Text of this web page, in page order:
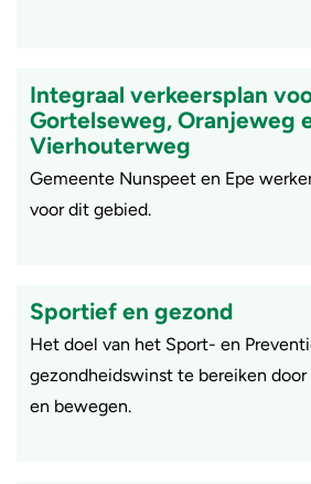
Integraal verkeersplan
Gortelseweg, Oranjeweg
Vierhouterweg
Gemeente Nunspeet en Epe
voor dit gebied.
Sportief en gezond
Het doel van het Sport- en
gezondheidswinst te bereiken
en bewegen.